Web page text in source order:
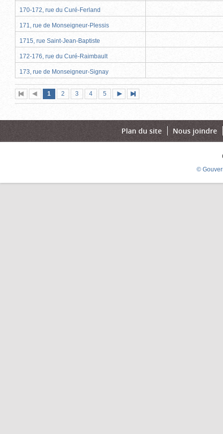
170-172, rue du Curé-Ferland
171, rue de Monseigneur-Plessis
1715, rue Saint-Jean-Baptiste
172-176, rue du Curé-Raimbault
173, rue de Monseigneur-Signay
Première
page
Page
précédente
Page
1 (page
actuelle)
Page
2 Page
3 Page
4 Page
5
suivante
page
Plan du site Nous joindre
©